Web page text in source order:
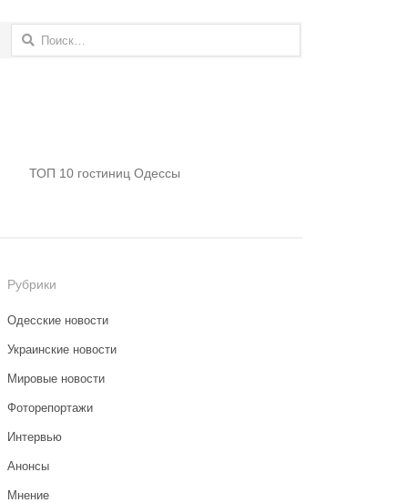
Найти:
ТОП 10 гостиниц Одессы
Рубрики
Одесские новости
Украинские новости
Мировые новости
Фоторепортажи
Интервью
Анонсы
Мнение